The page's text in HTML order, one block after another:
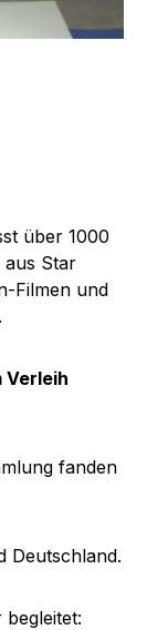
über 1000
aus Star
Filmen und
Verleih
fanden
Deutschland.